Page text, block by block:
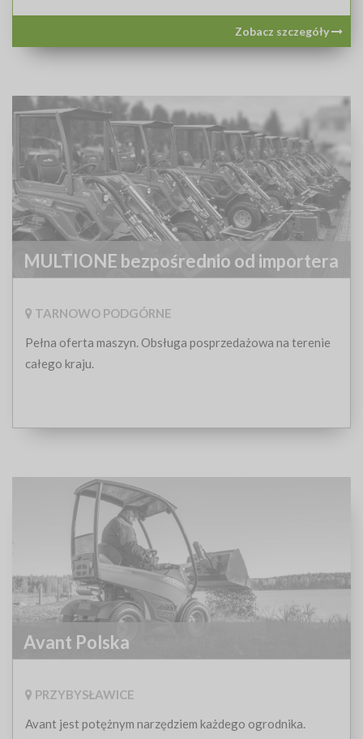
Zobacz szczegóły
MULTIONE bezpośrednio od importera
TARNOWO PODGÓRNE
Pełna oferta maszyn. Obsługa posprzedażowa na terenie
całego kraju.
Avant Polska
PRZYBYSŁAWICE
Avant jest potężnym narzędziem każdego ogrodnika.